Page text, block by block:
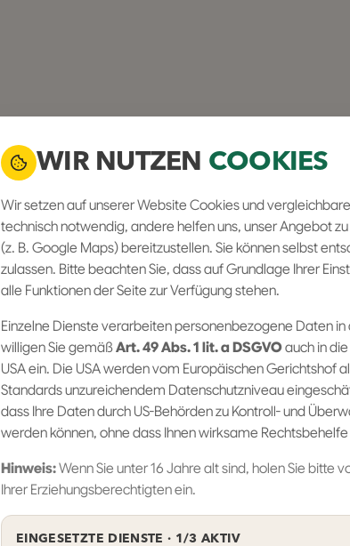
404
Seite nicht gefunden
WIR NUTZEN COOKIES
Wir setzen auf unserer Website Cookies und
technisch notwendig, andere helfen uns, unser Angebot
(z. B. Google Maps) bereitzustellen. Sie können selbst
zulassen. Bitte beachten Sie, dass auf Grundlage Ihrer
alle Funktionen der Seite zur Verfügung stehen.
Einzelne Dienste verarbeiten personenbezogene Daten in
willigen Sie gemäßArt. 49 Abs. 1 lit. a DSGVOauch in
USA ein. Die USA werden vom Europäischen Gerichtshof
Standards unzureichendem Datenschutzniveau
dass Ihre Daten durch US-Behörden zu Kontroll- und
werden können, ohne dass Ihnen wirksame
Hinweis:Wenn Sie unter 16 Jahre alt sind, holen Sie bitte
Ihrer Erziehungsberechtigten ein.
EINGESETZTE DIENSTE · 1/3 AKTIV